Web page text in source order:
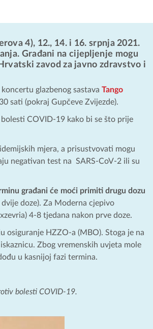
4), 12., 14. i 16. srpnja 2021.
Građani na cijepljenje mogu
zavod za javno zdravstvo i
glazbenog sastava Tango
sati (pokraj Gupčeve Zvijezde).
COVID-19 kako bi se što prije
mjera, a prisustvovati mogu
negativan test na SARS-CoV-2 ili su
građani će moći primiti drugu dozu
doze). Za Moderna cjepivo
4-8 tjedana nakon prve doze.
osiguranje HZZO-a (MBO). Stoga je na
Zbog vremenskih uvjeta mole
u kasnijoj fazi termina.
bolesti COVID-19.